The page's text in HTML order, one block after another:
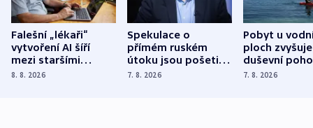
Falešní „lékaři“
vytvoření AI šíří
mezi staršími
Poláky nebezpečné
8. 8. 2026
Spekulace o
přímém ruském
útoku jsou pošetilé,
míní estonský
7. 8. 2026
Pobyt u
ploch zvyšuje
duševní
ukázala
7. 8. 2026